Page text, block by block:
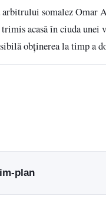
somalez Omar
acasă în ciuda unei
obținerea la timp a
plan